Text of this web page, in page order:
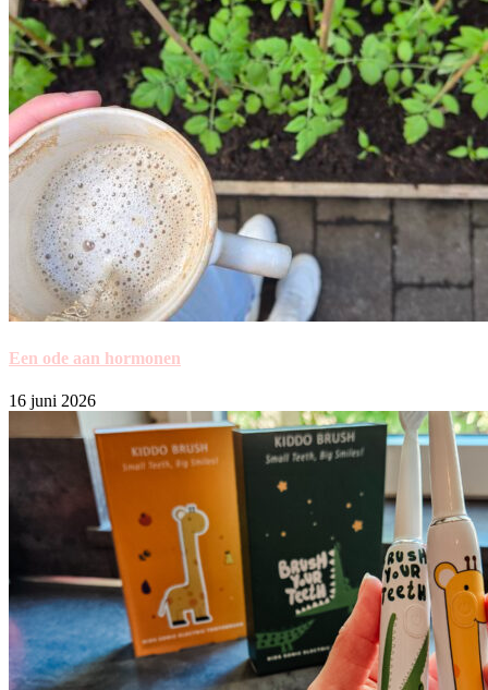
Een ode aan hormonen
16 juni 2026